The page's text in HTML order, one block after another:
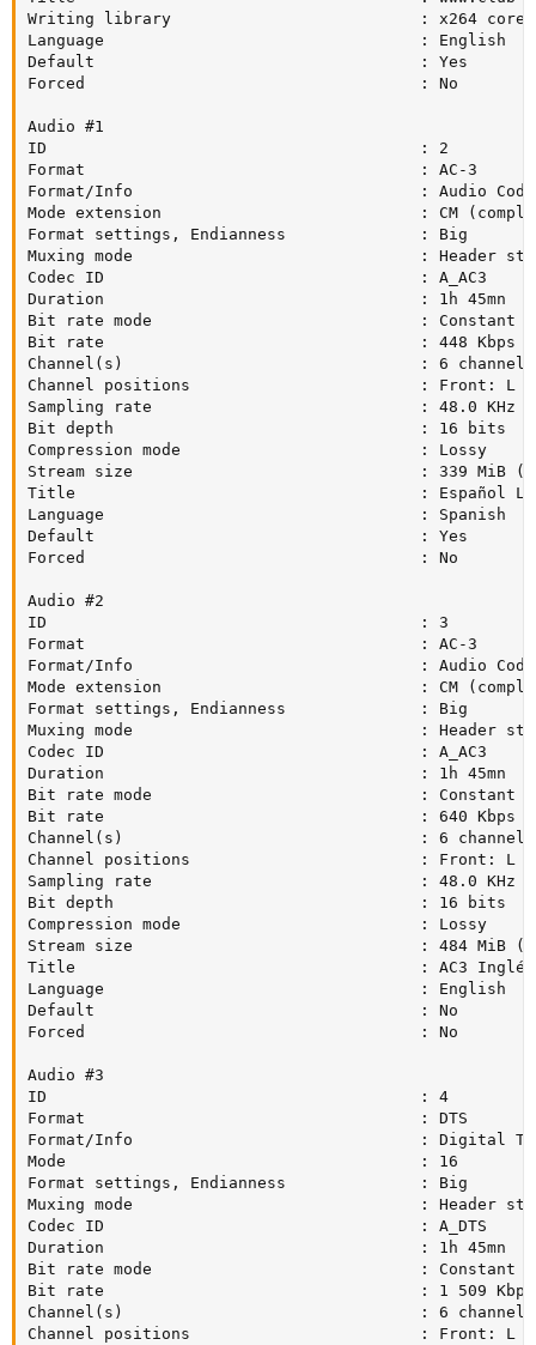
Writing library                          : x264 core 140
Language                                 : English
Default                                  : Yes
Forced                                   : No
Audio #1
ID                                       : 2
Format                                   : AC-3
Format/Info                              : Audio
Mode extension                           : CM
Format settings, Endianness              : Big
Muxing mode                              : Header
Codec ID                                 : A_AC3
Duration                                 : 1h 45mn
Bit rate mode                            : Constant
Bit rate                                 : 448 Kbps
Channel(s)                               : 6 channels
Channel positions                        : Front: L C
Sampling rate                            : 48.0 KHz
Bit depth                                : 16 bits
Compression mode                         : Lossy
Stream size                              : 339 MiB
Title                                    : Español
Language                                 : Spanish
Default                                  : Yes
Forced                                   : No
Audio #2
ID                                       : 3
Format                                   : AC-3
Format/Info                              : Audio
Mode extension                           : CM
Format settings, Endianness              : Big
Muxing mode                              : Header
Codec ID                                 : A_AC3
Duration                                 : 1h 45mn
Bit rate mode                            : Constant
Bit rate                                 : 640 Kbps
Channel(s)                               : 6 channels
Channel positions                        : Front: L C
Sampling rate                            : 48.0 KHz
Bit depth                                : 16 bits
Compression mode                         : Lossy
Stream size                              : 484 MiB
Title                                    : AC3 Inglés
Language                                 : English
Default                                  : No
Forced                                   : No
Audio #3
ID                                       : 4
Format                                   : DTS
Format/Info                              : Digital
Mode                                     : 16
Format settings, Endianness              : Big
Muxing mode                              : Header
Codec ID                                 : A_DTS
Duration                                 : 1h 45mn
Bit rate mode                            : Constant
Bit rate                                 : 1 509 Kbps
Channel(s)                               : 6 channels
Channel positions                        : Front: L C